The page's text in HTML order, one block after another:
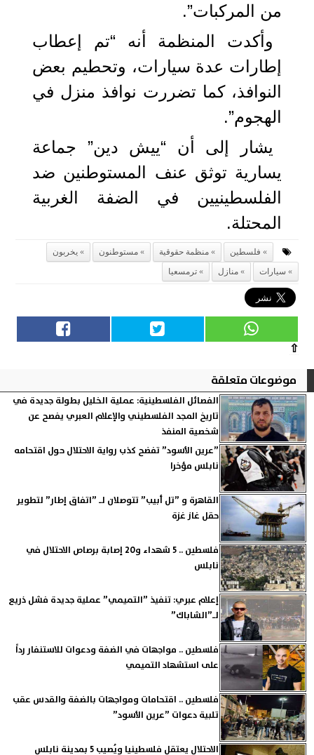
من المركبات”.
وأكدت المنظمة أنه “تم إعطاب
إطارات عدة سيارات، وتحطيم بعض
النوافذ، كما تضررت نوافذ منزل في
الهجوم”.
يشار إلى أن “ييش دين” جماعة
يسارية توثق عنف المستوطنين ضد
الفلسطينيين في الضفة الغربية
المحتلة.
فلسطين منظمة حقوقية مستوطنون
يخربون
سيارات
منازل ترمسعيا
⇧
موضوعات متعلقة
الفصائل الفلسطينية: عملية الخليل بطولة جديدة في
تاريخ المجد الفلسطيني والإعلام العبري يفصح عن
شخصية المنفذ
”عرين الأسود” تفضح كذب رواية الاحتلال حول اقتحامه
نابلس مؤخرا
القاهرة و ”تل أبيب” تتوصلان لـ ”اتفاق إطار” لتطوير
حقل غاز غزة
فلسطين .. 5 شهداء و20 إصابة برصاص الاحتلال في
نابلس
إعلام عبري: تنفيذ ”التميمي” عملية جديدة فشل ذريع
لـ”الشاباك”
فلسطين .. مواجهات في الضفة ودعوات للاستنفار رداً
على استشهاد التميمي
فلسطين .. اقتحامات ومواجهات بالضفة والقدس عقب
تلبية دعوات ”عرين الأسود”
الاحتلال يعتقل فلسطينيا ويُصيب 5 بمدينة نابلس